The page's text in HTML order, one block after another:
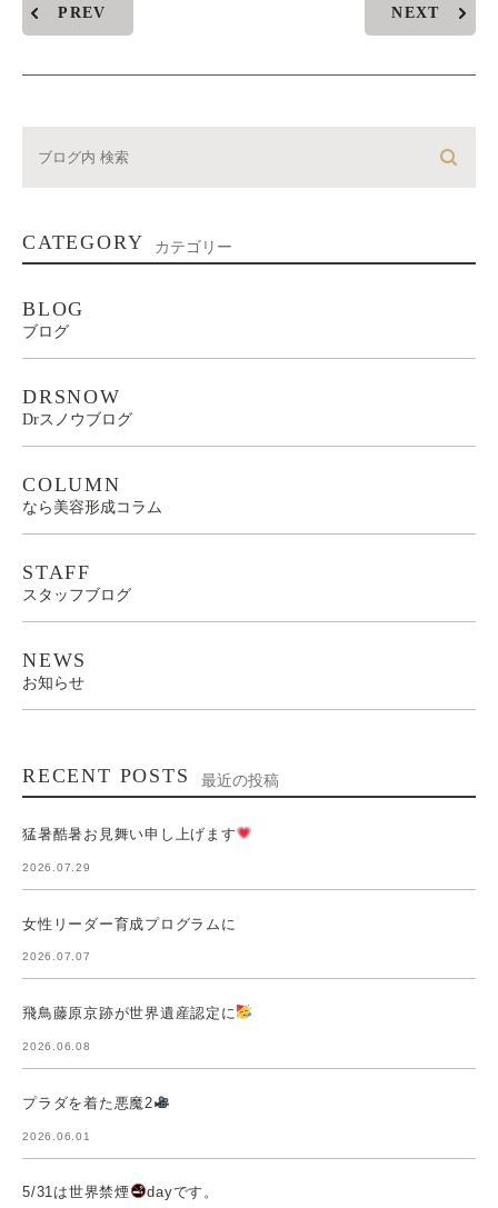
PREV NEXT
CATEGORY カテゴリー
BLOG
ブログ
DRSNOW
Drスノウブログ
COLUMN
なら美容形成コラム
STAFF
スタッフブログ
NEWS
お知らせ
RECENT POSTS 最近の投稿
猛暑酷暑お見舞い申し上げます
2026.07.29
女性リーダー育成プログラムに
2026.07.07
飛鳥藤原京跡が世界遺産認定に
2026.06.08
プラダを着た悪魔2
2026.06.01
5/31は世界禁煙 dayです。